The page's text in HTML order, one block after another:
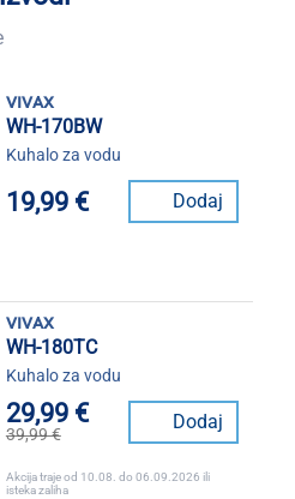
vivax
WH-170BW
Kuhalo za vodu
19,99 € Dodaj
vivax
WH-180TC
Kuhalo za vodu
29,99 €
39,99 €
Dodaj
Akcija traje od 10.08. do 06.09.2026 ili
isteka zaliha